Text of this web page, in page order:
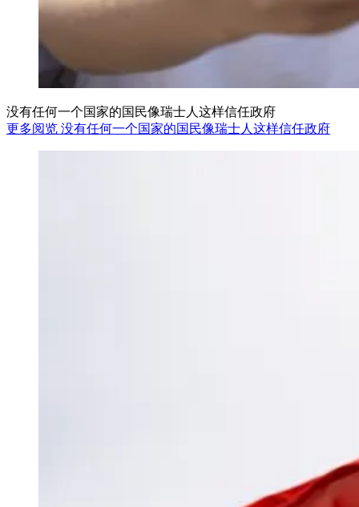
没有任何一个国家的国民像瑞士人这样信任政府
更多阅览 没有任何一个国家的国民像瑞士人这样信任政府